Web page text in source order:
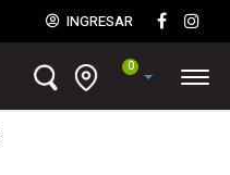
INGRESAR
0